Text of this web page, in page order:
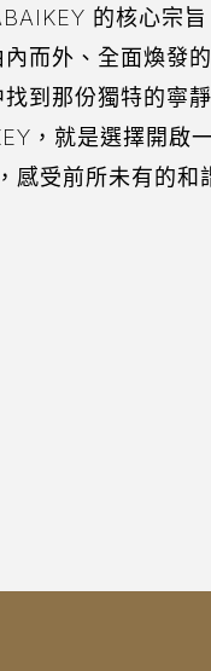
的核心宗
而外、全面煥發
到那份獨特的寧
，就是選擇開啟
感受前所未有的和